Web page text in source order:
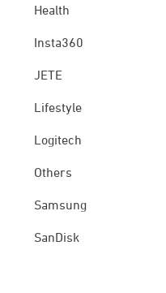
Health
Insta360
JETE
Lifestyle
Logitech
Others
Samsung
SanDisk